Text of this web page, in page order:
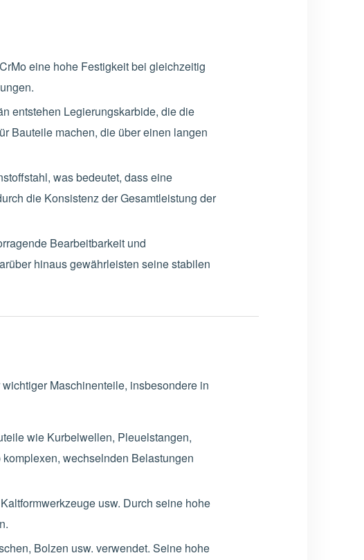
eine hohe Festigkeit bei gleichzeitig
entstehen Legierungskarbide, die die
Bauteile machen, die über einen langen
was bedeutet, dass eine
die Konsistenz der Gesamtleistung der
Bearbeitbarkeit und
hinaus gewährleisten seine stabilen
Maschinenteile, insbesondere in
wie Kurbelwellen, Pleuelstangen,
wechselnden Belastungen
usw. Durch seine hohe
Bolzen usw. verwendet. Seine hohe